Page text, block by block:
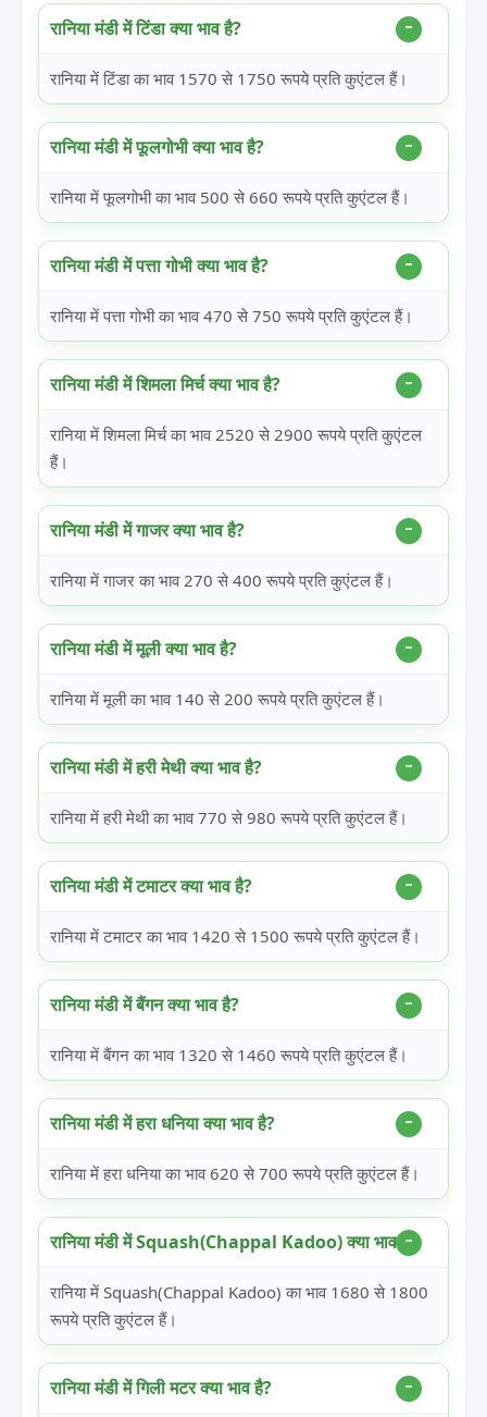
रानिया मंडी में टिंडा क्या भाव है?
रानिया में टिंडा का भाव 1570 से 1750 रूपये प्रति कुएंटल हैं।
रानिया मंडी में फूलगोभी क्या भाव है?
रानिया में फूलगोभी का भाव 500 से 660 रूपये प्रति कुएंटल हैं।
रानिया मंडी में पत्ता गोभी क्या भाव है?
रानिया में पत्ता गोभी का भाव 470 से 750 रूपये प्रति कुएंटल हैं।
रानिया मंडी में शिमला मिर्च क्या भाव है?
रानिया में शिमला मिर्च का भाव 2520 से 2900 रूपये प्रति कुएंटल
हैं।
रानिया मंडी में गाजर क्या भाव है?
रानिया में गाजर का भाव 270 से 400 रूपये प्रति कुएंटल हैं।
रानिया मंडी में मूली क्या भाव है?
रानिया में मूली का भाव 140 से 200 रूपये प्रति कुएंटल हैं।
रानिया मंडी में हरी मेथी क्या भाव है?
रानिया में हरी मेथी का भाव 770 से 980 रूपये प्रति कुएंटल हैं।
रानिया मंडी में टमाटर क्या भाव है?
रानिया में टमाटर का भाव 1420 से 1500 रूपये प्रति कुएंटल हैं।
रानिया मंडी में बैंगन क्या भाव है?
रानिया में बैंगन का भाव 1320 से 1460 रूपये प्रति कुएंटल हैं।
रानिया मंडी में हरा धनिया क्या भाव है?
रानिया में हरा धनिया का भाव 620 से 700 रूपये प्रति कुएंटल हैं।
रानिया मंडी में Squash(Chappal Kadoo) क्या भाव है?
रानिया में Squash(Chappal Kadoo) का भाव 1680 से 1800
रूपये प्रति कुएंटल हैं।
रानिया मंडी में गिली मटर क्या भाव है?